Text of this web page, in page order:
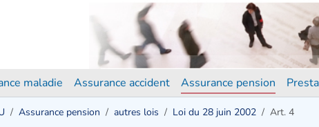
maladie Assurance accident Assurance pension
Assurance pension autres lois Loi du 28 juin 2002 Art. 4